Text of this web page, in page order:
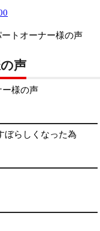
トオーナー様の声
声
ぼらしくなった為